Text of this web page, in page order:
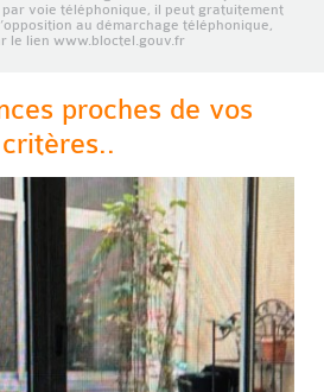
voie téléphonique, il peut gratuitement
au démarchage téléphonique,
le lien www.bloctel.gouv.fr
proches de vos
critères..